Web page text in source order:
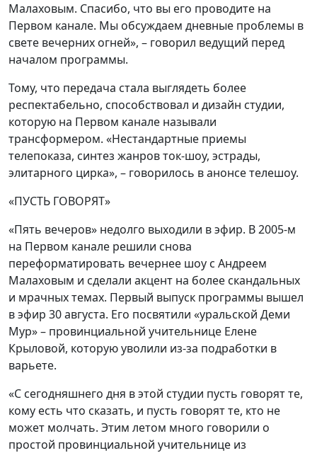
Малаховым. Спасибо, что вы его проводите на
Первом канале. Мы обсуждаем дневные проблемы в
свете вечерних огней», – говорил ведущий перед
началом программы.
Тому, что передача стала выглядеть более
респектабельно, способствовал и дизайн студии,
которую на Первом канале называли
трансформером. «Нестандартные приемы
телепоказа, синтез жанров ток-шоу, эстрады,
элитарного цирка», – говорилось в анонсе телешоу.
«ПУСТЬ ГОВОРЯТ»
«Пять вечеров» недолго выходили в эфир. В 2005-м
на Первом канале решили снова
переформатировать вечернее шоу с Андреем
Малаховым и сделали акцент на более скандальных
и мрачных темах. Первый выпуск программы вышел
в эфир 30 августа. Его посвятили «уральской Деми
Мур» – провинциальной учительнице Елене
Крыловой, которую уволили из-за подработки в
варьете.
«С сегодняшнего дня в этой студии пусть говорят те,
кому есть что сказать, и пусть говорят те, кто не
может молчать. Этим летом много говорили о
простой провинциальной учительнице из